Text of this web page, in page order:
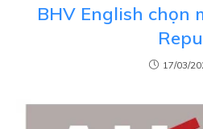
BHV English chọn
Repu
17/03/